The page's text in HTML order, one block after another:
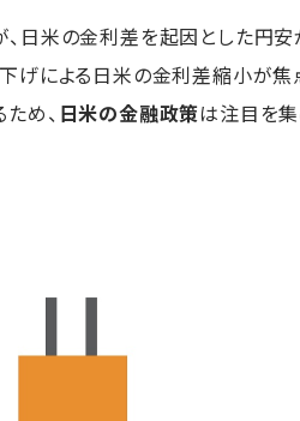
日米の金利差を起因とした円
げによる日米の金利差縮小が焦
め、 日米の金融政策は注目を集